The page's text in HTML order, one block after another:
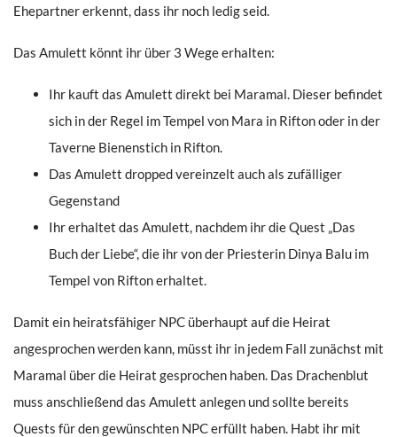
Ehepartner erkennt, dass ihr noch ledig seid.
Das Amulett könnt ihr über 3 Wege erhalten:
Ihr kauft das Amulett direkt bei Maramal. Dieser befindet
sich in der Regel im Tempel von Mara in Rifton oder in der
Taverne Bienenstich in Rifton.
Das Amulett dropped vereinzelt auch als zufälliger
Gegenstand
Ihr erhaltet das Amulett, nachdem ihr die Quest „Das
Buch der Liebe“, die ihr von der Priesterin Dinya Balu im
Tempel von Rifton erhaltet.
Damit ein heiratsfähiger NPC überhaupt auf die Heirat
angesprochen werden kann, müsst ihr in jedem Fall zunächst mit
Maramal über die Heirat gesprochen haben. Das Drachenblut
muss anschließend das Amulett anlegen und sollte bereits
Quests für den gewünschten NPC erfüllt haben. Habt ihr mit